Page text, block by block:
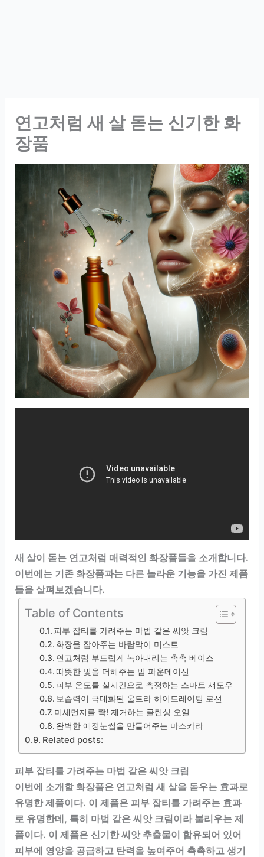
연고처럼 새 살 돋는 신기한 화
장품
새 살이 돋는 연고처럼 매력적인 화장품들을 소개합니다.
이번에는 기존 화장품과는 다른 놀라운 기능을 가진 제품
들을 살펴보겠습니다.
Table of Contents
피부 잡티를 가려주는 마법 같은 씨앗 크림
화장을 잡아주는 바람막이 미스트
연고처럼 부드럽게 녹아내리는 촉촉 베이스
따뜻한 빛을 더해주는 빔 파운데이션
피부 온도를 실시간으로 측정하는 스마트 섀도우
보습력이 극대화된 울트라 하이드레이팅 로션
미세먼지를 쫙! 제거하는 클린싱 오일
완벽한 애정눈썹을 만들어주는 마스카라
Related posts:
피부 잡티를 가려주는 마법 같은 씨앗 크림
이번에 소개할 화장품은 연고처럼 새 살을 돋우는 효과로
유명한 제품이다. 이 제품은 피부 잡티를 가려주는 효과
로 유명한데, 특히 마법 같은 씨앗 크림이라 불리우는 제
품이다. 이 제품은 신기한 씨앗 추출물이 함유되어 있어
피부에 영양을 공급하고 탄력을 높여주어 촉촉하고 생기